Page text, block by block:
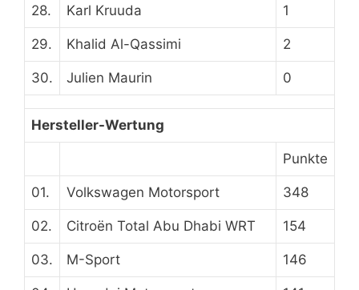
28. Karl Kruuda 1
29. Khalid Al-Qassimi 2
30. Julien Maurin 0
Hersteller-Wertung
Punkte
01. Volkswagen Motorsport 348
02. Citroën Total Abu Dhabi WRT 154
03. M-Sport 146